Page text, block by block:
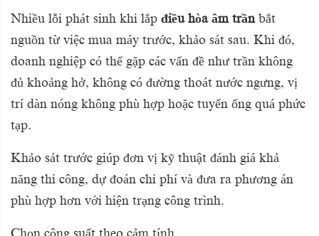
Nhiều lỗi phát sinh khi lắp điều hòa âm trầnbắt
nguồn từ việc mua máy trước, khảo sát sau. Khi đó,
doanh nghiệp có thể gặp các vấn đề như trần không
đủ khoảng hở, không có đường thoát nước ngưng, vị
trí dàn nóng không phù hợp hoặc tuyến ống quá phức
tạp.
Khảo sát trước giúp đơn vị kỹ thuật đánh giá khả
năng thi công, dự đoán chi phí và đưa ra phương án
phù hợp hơn với hiện trạng công trình.
Chọn công suất theo cảm tính